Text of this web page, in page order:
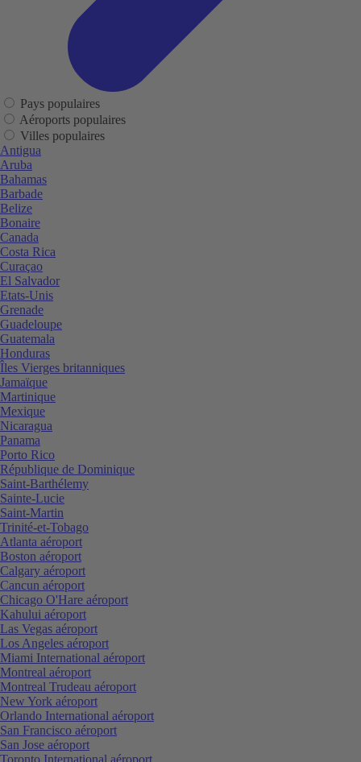
Pays populaires
Aéroports populaires
Villes populaires
Antigua
Aruba
Bahamas
Barbade
Belize
Bonaire
Canada
Costa Rica
Curaçao
El Salvador
Etats-Unis
Grenade
Guadeloupe
Guatemala
Honduras
Îles Vierges britanniques
Jamaïque
Martinique
Mexique
Nicaragua
Panama
Porto Rico
République de Dominique
Saint-Barthélemy
Sainte-Lucie
Saint-Martin
Trinité-et-Tobago
Atlanta aéroport
Boston aéroport
Calgary aéroport
Cancun aéroport
Chicago O'Hare aéroport
Kahului aéroport
Las Vegas aéroport
Los Angeles aéroport
Miami International aéroport
Montreal aéroport
Montreal Trudeau aéroport
New York aéroport
Orlando International aéroport
San Francisco aéroport
San Jose aéroport
Toronto International aéroport